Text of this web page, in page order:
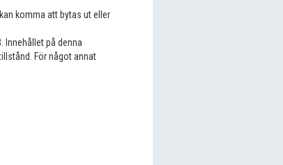
komma att bytas ut eller
Innehållet på denna
För något annat